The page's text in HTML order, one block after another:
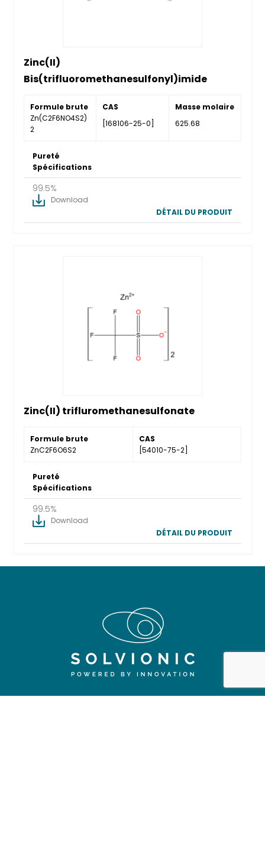
Zinc(II)
Bis(trifluoromethanesulfonyl)imide
Formule brute
Zn(C2F6NO4S2)
2
CAS
[168106-25-0]
Masse molaire
625.68
Pureté
Spécifications
99.5%
Download
DÉTAIL DU PRODUIT
Zinc(II) trifluromethanesulfonate
Formule brute
ZnC2F6O6S2
CAS
[54010-75-2]
Pureté
Spécifications
99.5%
Download
DÉTAIL DU PRODUIT